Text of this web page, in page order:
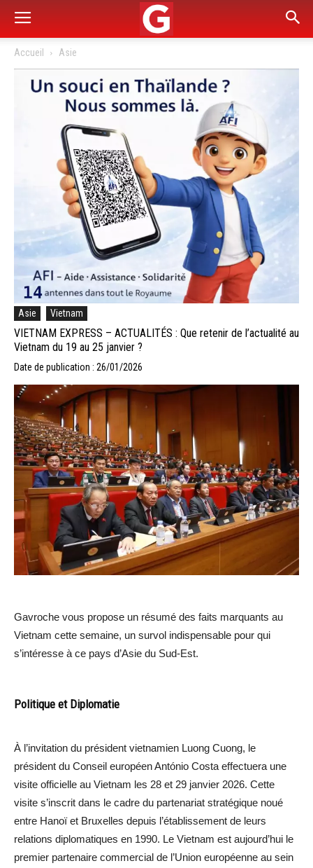
Accueil Asie
Asie Vietnam
VIETNAM EXPRESS – ACTUALITÉS : Que retenir de l’actualité au
Vietnam du 19 au 25 janvier ?
Date de publication : 26/01/2026
Gavroche vous propose un résumé des faits marquants au
Vietnam cette semaine, un survol indispensable pour qui
s’intéresse à ce pays d’Asie du Sud-Est.
Politique et Diplomatie
À l’invitation du président vietnamien Luong Cuong, le
président du Conseil européen António Costa effectuera une
visite officielle au Vietnam les 28 et 29 janvier 2026. Cette
visite s’inscrit dans le cadre du partenariat stratégique noué
entre Hanoï et Bruxelles depuis l’établissement de leurs
relations diplomatiques en 1990. Le Vietnam est aujourd’hui le
premier partenaire commercial de l’Union européenne au sein